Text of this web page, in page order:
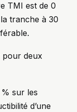
TMI est de 0
tranche à 30
pour deux
% sur les
d’une